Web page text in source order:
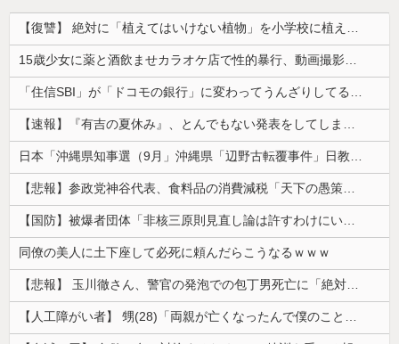
同僚の美人に土下座して必死に頼んだらこうなるｗｗｗ